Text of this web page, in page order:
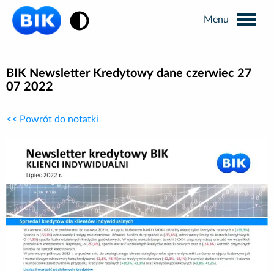
Publikacje BIK
Business Intelligence
Kontakt dla mediów
BIK Newsletter Kredytowy dane czerwiec 27
07 2022
<< Powrót do notatki